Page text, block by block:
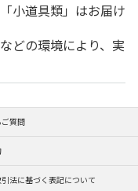
小道具類」はお届け
どの環境により、実
質問
法に基づく表記について